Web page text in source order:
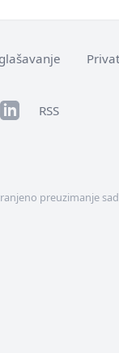
LinkedInRSS
preuzimanje